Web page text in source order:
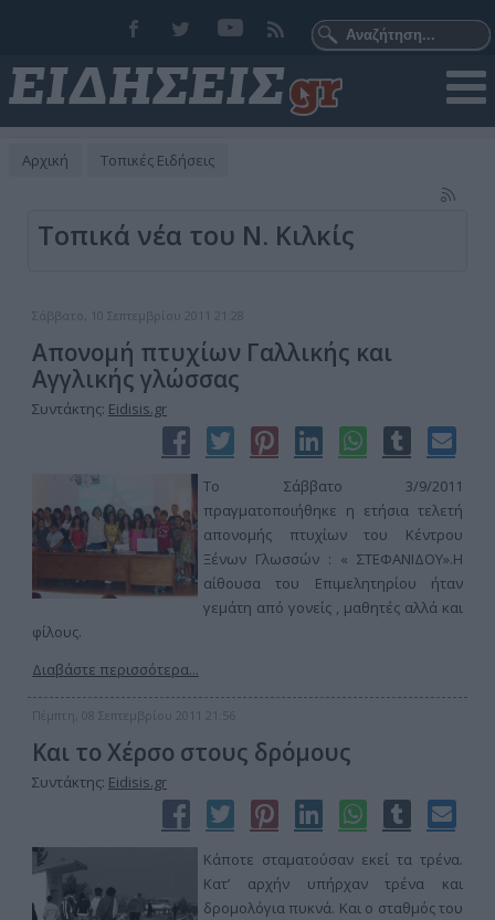
Αρχική Τοπικές Ειδήσεις
Τοπικά νέα του Ν. Κιλκίς
Σάββατο, 10 Σεπτεμβρίου 2011 21:28
Απονομή πτυχίων Γαλλικής και
Αγγλικής γλώσσας
Συντάκτης: Eidisis.gr
Το Σάββατο 3/9/2011
πραγματοποιήθηκε η ετήσια τελετή
απονομής πτυχίων του Κέντρου
Ξένων Γλωσσών : « ΣΤΕΦΑΝΙΔΟΥ».Η
αίθουσα του Επιμελητηρίου ήταν
γεμάτη από γονείς , μαθητές αλλά και
φίλους.
Διαβάστε περισσότερα...
Πέμπτη, 08 Σεπτεμβρίου 2011 21:56
Και το Χέρσο στους δρόμους
Συντάκτης: Eidisis.gr
Κάποτε σταματούσαν εκεί τα τρένα.
Κατ’ αρχήν υπήρχαν τρένα και
δρομολόγια πυκνά. Και ο σταθμός του